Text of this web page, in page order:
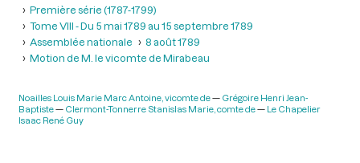
Première série (1787-1799)
Tome VIII - Du 5 mai 1789 au 15 septembre 1789
Assemblée nationale
8 août 1789
Motion de M. le vicomte de Mirabeau
Noailles Louis Marie Marc Antoine, vicomte de
Grégoire Henri Jean-
Baptiste
Clermont-Tonnerre Stanislas Marie, comte de
Le Chapelier
Isaac René Guy